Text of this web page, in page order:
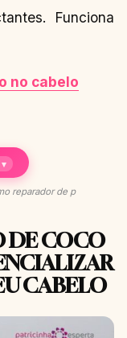
Funciona
no cabelo
▾
reparador de p
DE COCO
CABELO